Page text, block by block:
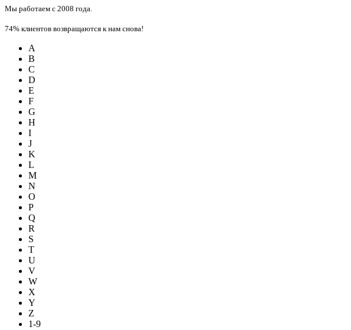
Мы работаем с 2008 года.
74% клиентов возвращаются к нам снова!
A
B
C
D
E
F
G
H
I
J
K
L
M
N
O
P
Q
R
S
T
U
V
W
X
Y
Z
1-9